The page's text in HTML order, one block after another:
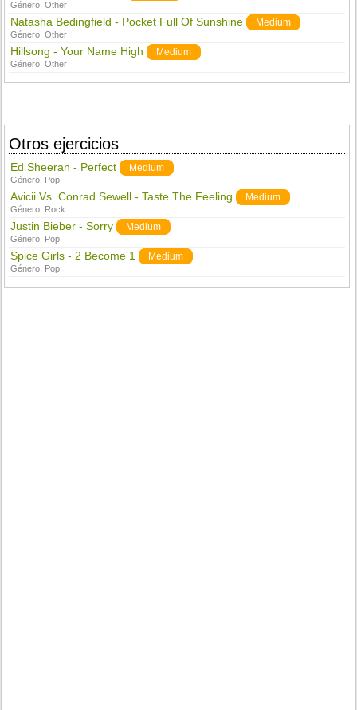
Género:Other
Natasha Bedingfield - Pocket Full Of Sunshine Medium
Género:Other
Hillsong - Your Name High Medium
Género:Other
Otros ejercicios
Ed Sheeran - Perfect Medium
Género: Pop
Avicii Vs. Conrad Sewell - Taste The Feeling Medium
Género: Rock
Justin Bieber - Sorry Medium
Género: Pop
Spice Girls - 2 Become 1 Medium
Género: Pop